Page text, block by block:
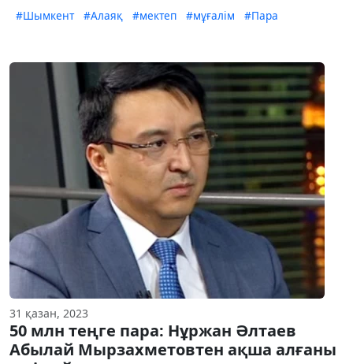
#Шымкент #Алаяқ #мектеп #мұғалім #Пара
31 қазан, 2023
50 млн теңге пара: Нұржан Әлтаев
Абылай Мырзахметовтен ақша алғаны